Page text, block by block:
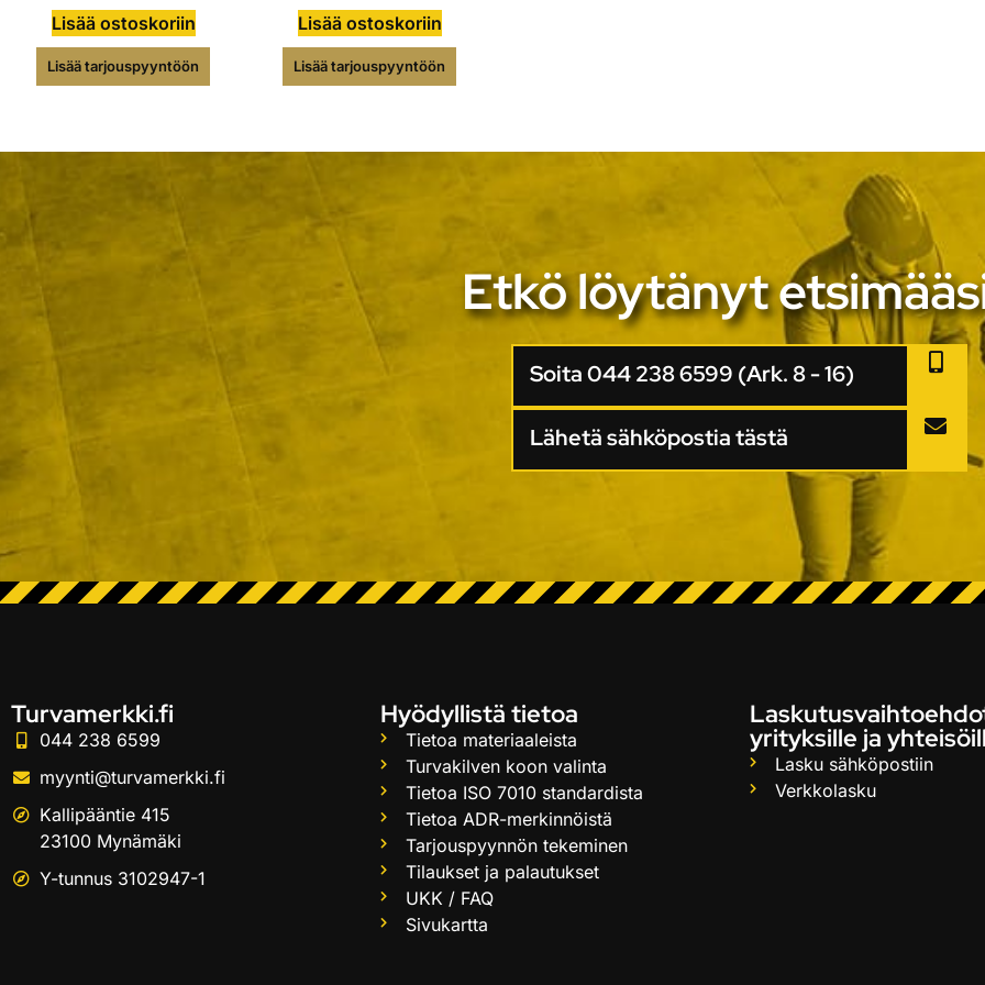
Lisää ostoskoriin
Lisää tarjouspyyntöön
Lisää ostoskoriin
Lisää tarjouspyyntöön
Etkö löytänyt
Soita 044 238 6599 (Ark. 8 - 16)
Lähetä sähköpostia tästä
Turvamerkki.fi
044 238 6599
myynti@turvamerkki.fi
Kallipääntie 415
23100 Mynämäki
Y-tunnus 3102947-1
Hyödyllistä tietoa
Tietoa materiaaleista
Turvakilven koon valinta
Tietoa ISO 7010 standardista
Tietoa ADR-merkinnöistä
Tarjouspyynnön tekeminen
Tilaukset ja palautukset
UKK / FAQ
Sivukartta
yrityksille ja
Lasku sähköpostiin
Verkkolasku